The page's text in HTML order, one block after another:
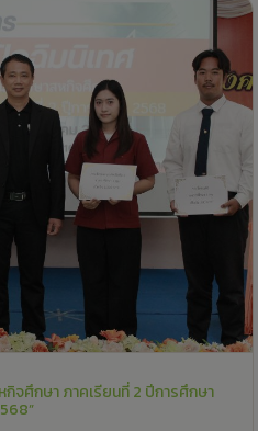
จศึกษา ภาคเรียนที่ 2 ปีการศึกษา